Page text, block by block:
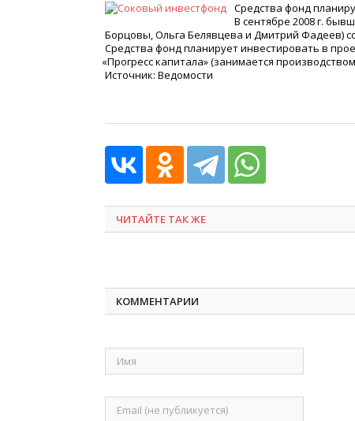
Средства фонд
В сентябре 2008 г.
Борцовы, Ольга Белявцева и Дмитрий Фадеев)
Средства фонд планирует инвестировать в
«Прогресс капитала»(занимается
Источник: Ведомости
ЧИТАЙТЕ ТАК ЖЕ
КОММЕНТАРИИ